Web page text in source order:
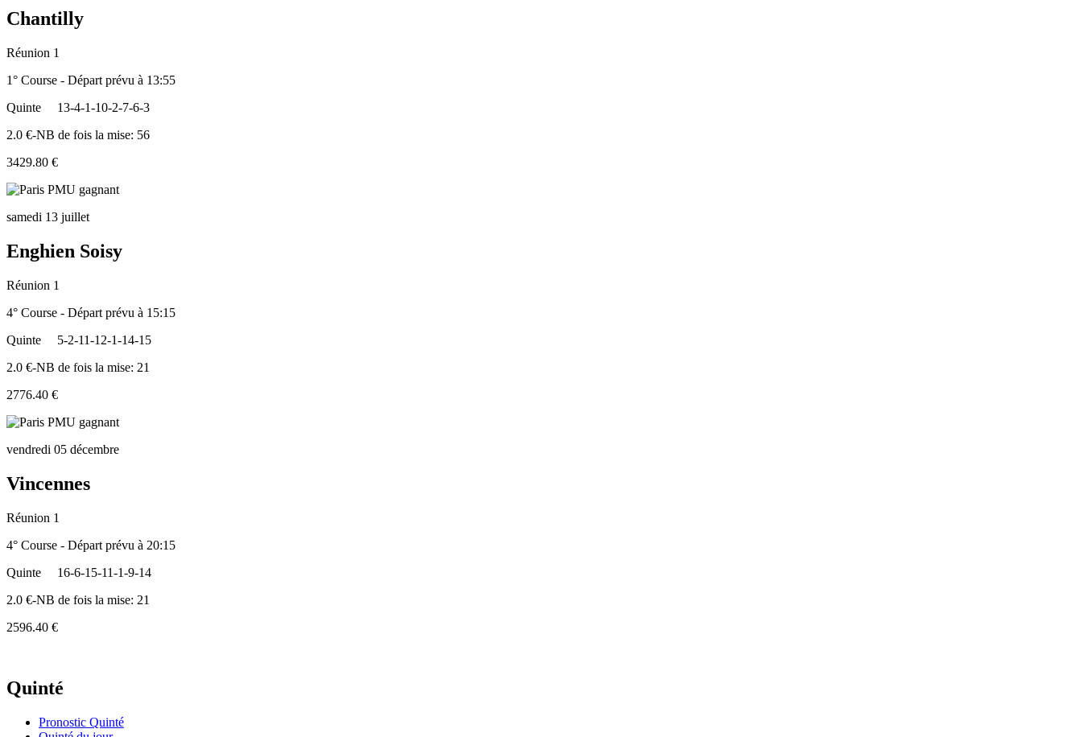
Chantilly
Réunion 1
1° Course - Départ prévu à 13:55
Quinte
13-4-1-10-2-7-6-3
2.0 €-NB de fois la mise: 56
3429.80 €
samedi 13 juillet
Enghien Soisy
Réunion 1
4° Course - Départ prévu à 15:15
Quinte
5-2-11-12-1-14-15
2.0 €-NB de fois la mise: 21
2776.40 €
vendredi 05 décembre
Vincennes
Réunion 1
4° Course - Départ prévu à 20:15
Quinte
16-6-15-11-1-9-14
2.0 €-NB de fois la mise: 21
2596.40 €
Quinté
Pronostic Quinté